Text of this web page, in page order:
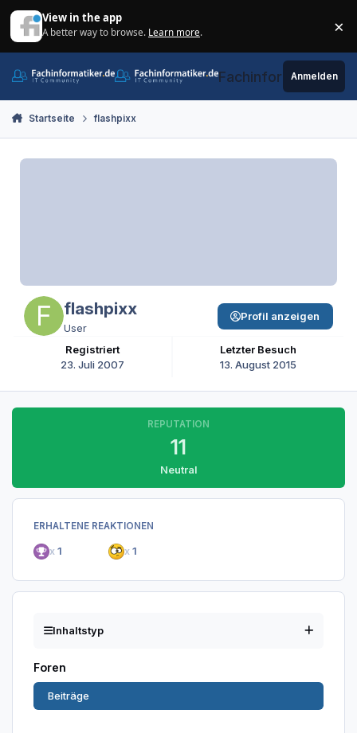
View in the app
A better way to browse. Learn more. ×
Fachinformatiker.de
Anmelden
Startseite flashpixx
flashpixx
User
Registriert
23. Juli 2007
Letzter Besuch
13. August 2015
Profil anzeigen
REPUTATION
11
Neutral
ERHALTENE REAKTIONEN
x 1 x 1
Inhaltstyp
Foren
Beiträge